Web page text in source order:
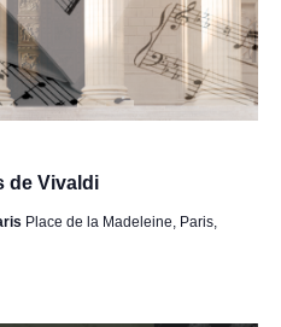
de Vivaldi
Place de la Madeleine, Paris,